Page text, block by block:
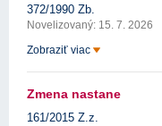
372/1990 Zb.
Novelizovaný: 15. 7. 2026
Zobraziť viac
Zmena nastane
161/2015 Z.z.